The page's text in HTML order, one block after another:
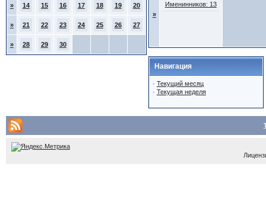
» 14 15 16 17 18 19 20
» 21 22 23 24 25 26 27
» 28 29 30
»
Именинников: 13
Навигация
· Текущий месяц
· Текущая неделя